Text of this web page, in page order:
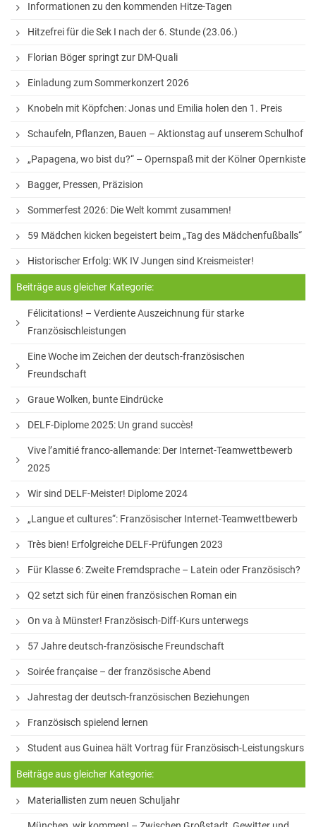
Studienorientierung NRW
Aufs Mathe-Studium vorbereiten
Ausbildungs- und Studienplatzsuche
Gemeinsam „Lernen lernen“
Soziales Lernen
Methodentraining
Wettbewerbe
Sprachen
Informatik
Sport
Musik
Mathematik
Veranstaltungen
Bildungsabende
Konzerte
Kammerchor
AGs
Musik
Sport
Theater
Schülerbibliothek
Medienscouts
Umwelt
Spanisch-AG
Projekte
Informationen zu den kommenden Hitze-Tagen
Hitzefrei für die Sek I nach der 6. Stunde (23.06.)
Florian Böger springt zur DM-Quali
Einladung zum Sommerkonzert 2026
Knobeln mit Köpfchen: Jonas und Emilia holen den 1. Preis
Schaufeln, Pflanzen, Bauen – Aktionstag auf unserem Schulhof
„Papagena, wo bist du?“ – Opernspaß mit der Kölner Opernkiste
Bagger, Pressen, Präzision
Sommerfest 2026: Die Welt kommt zusammen!
59 Mädchen kicken begeistert beim „Tag des Mädchenfußballs“
Historischer Erfolg: WK IV Jungen sind Kreismeister!
Beiträge aus gleicher Kategorie:
Félicitations! – Verdiente Auszeichnung für starke
Französischleistungen
Eine Woche im Zeichen der deutsch-französischen
Freundschaft
Graue Wolken, bunte Eindrücke
DELF-Diplome 2025: Un grand succès!
Vive l’amitié franco-allemande: Der Internet-Teamwettbewerb
2025
Wir sind DELF-Meister! Diplome 2024
„Langue et cultures“: Französischer Internet-Teamwettbewerb
Très bien! Erfolgreiche DELF-Prüfungen 2023
Für Klasse 6: Zweite Fremdsprache – Latein oder Französisch?
Q2 setzt sich für einen französischen Roman ein
On va à Münster! Französisch-Diff-Kurs unterwegs
57 Jahre deutsch-französische Freundschaft
Soirée française – der französische Abend
Jahrestag der deutsch-französischen Beziehungen
Französisch spielend lernen
Student aus Guinea hält Vortrag für Französisch-Leistungskurs
Beiträge aus gleicher Kategorie:
Materiallisten zum neuen Schuljahr